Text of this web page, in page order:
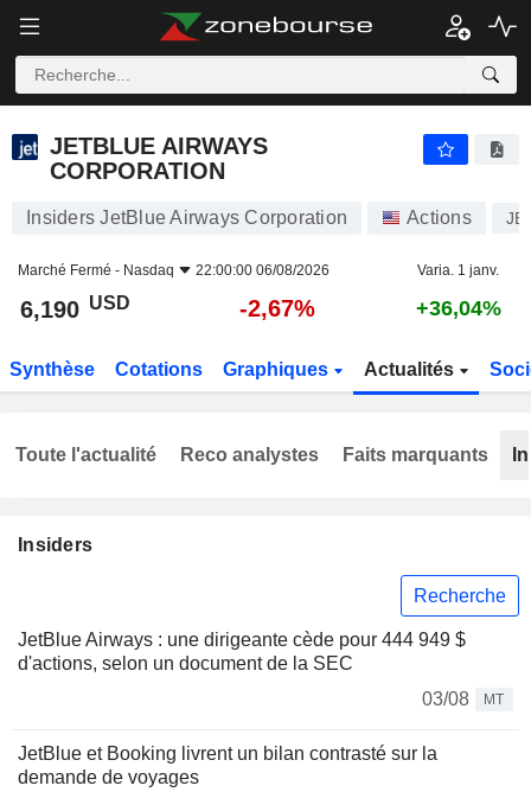
JETBLUE AIRWAYS
CORPORATION
Insiders JetBlue Airways Corporation Actions
Marché Fermé - Nasdaq 22:00:00 06/08/2026 Varia. 1 janv.
6,190 USD -2,67% +36,04%
Synthèse Cotations Graphiques Actualités
Insiders
Recherche
JetBlue Airways : une dirigeante cède pour 444 949 $
d'actions, selon un document de la SEC
03/08
MT
JetBlue et Booking livrent un bilan contrasté sur la
demande de voyages
Toute l'actualité Reco analystes Faits marquants